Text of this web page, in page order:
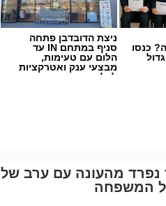
כנסו
ניצת הדובדבן פתחה
סניף במתחם IN עד
הלום עם טעימות,
מבצעי ענק ואטרקציות
לכל המשפחה
נפרד מהעונה עם ערב של
המשפחה